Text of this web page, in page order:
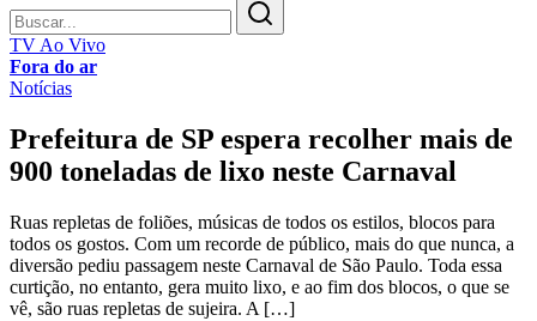
TV Ao Vivo
Fora do ar
Notícias
Prefeitura de SP espera recolher mais de
900 toneladas de lixo neste Carnaval
Ruas repletas de foliões, músicas de todos os estilos, blocos para
todos os gostos. Com um recorde de público, mais do que nunca, a
diversão pediu passagem neste Carnaval de São Paulo. Toda essa
curtição, no entanto, gera muito lixo, e ao fim dos blocos, o que se
vê, são ruas repletas de sujeira. A […]